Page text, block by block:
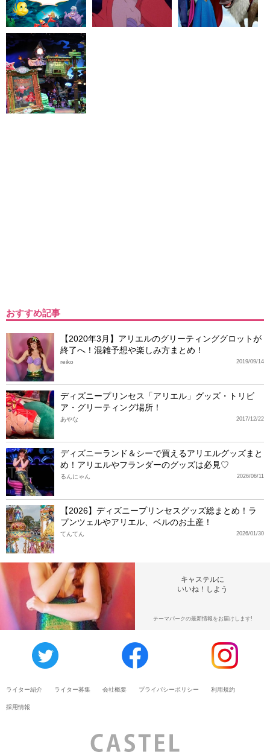
おすすめ記事
【2020年3月】アリエルのグリーティンググロットが
終了へ！混雑予想や楽しみ方まとめ！
2019/09/14
reiko
ディズニープリンセス「アリエル」グッズ・トリビ
ア・グリーティング場所！
2017/12/22
あやな
ディズニーランド＆シーで買えるアリエルグッズまと
め！アリエルやフランダーのグッズは必見♡
2026/06/11
るんにゃん
【2026】ディズニープリンセスグッズ総まとめ！ラ
プンツェルやアリエル、ベルのお土産！
2026/01/30
てんてん
キャステルに
いいね！しよう
テーマパークの最新情報をお届けします!
ライター紹介 ライター募集 会社概要 プライバシーポリシー 利用規約
採用情報